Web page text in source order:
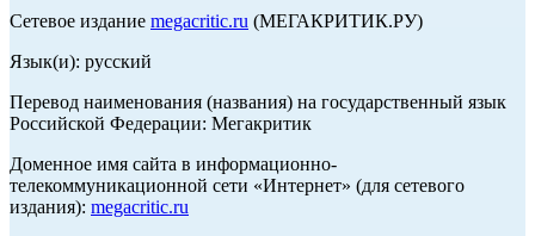
Сетевое издание megacritic.ru (МЕГАКРИТИК.РУ)
Язык(и): русский
Перевод наименования (названия) на государственный язык
Российской Федерации: Мегакритик
Доменное имя сайта в информационно-
телекоммуникационной сети «Интернет» (для сетевого
издания): megacritic.ru